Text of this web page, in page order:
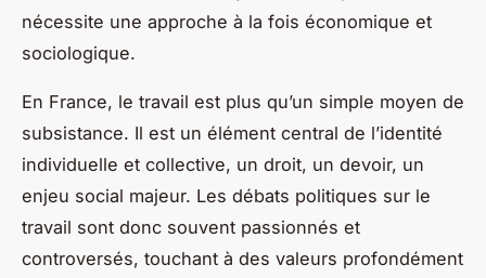
nécessite une approche à la fois économique et
sociologique.
En France, le travail est plus qu’un simple moyen de
subsistance. Il est un élément central de l’identité
individuelle et collective, un droit, un devoir, un
enjeu social majeur. Les débats politiques sur le
travail sont donc souvent passionnés et
controversés, touchant à des valeurs profondément